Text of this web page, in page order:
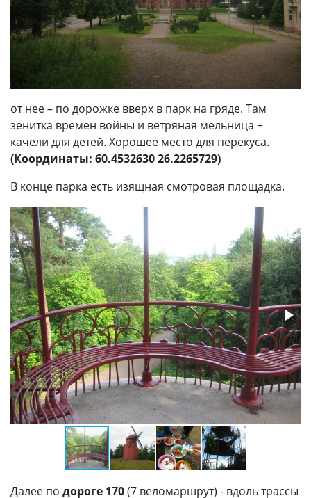
от нее – по дорожке вверх в парк на гряде. Там
зенитка времен войны и ветряная мельница +
качели для детей. Хорошее место для перекуса.
(Координаты: 60.4532630 26.2265729)
В конце парка есть изящная смотровая площадка.
Далее по дороге 170(7 веломаршрут) - вдоль трассы